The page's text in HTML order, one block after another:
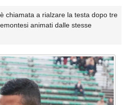
chiamata a rialzare la testa dopo tre
animati dalle stesse